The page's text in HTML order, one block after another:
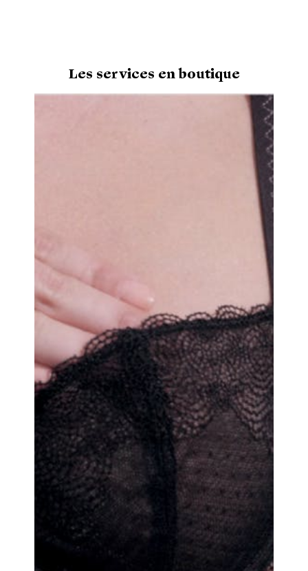
Les services en boutique